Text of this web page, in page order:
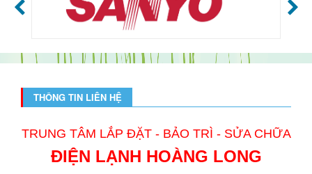
THÔNG TIN LIÊN HỆ
TRUNG TÂM LẮP ĐẶT - BẢO TRÌ - SỬA CHỮA
ĐIỆN LẠNH HOÀNG LONG